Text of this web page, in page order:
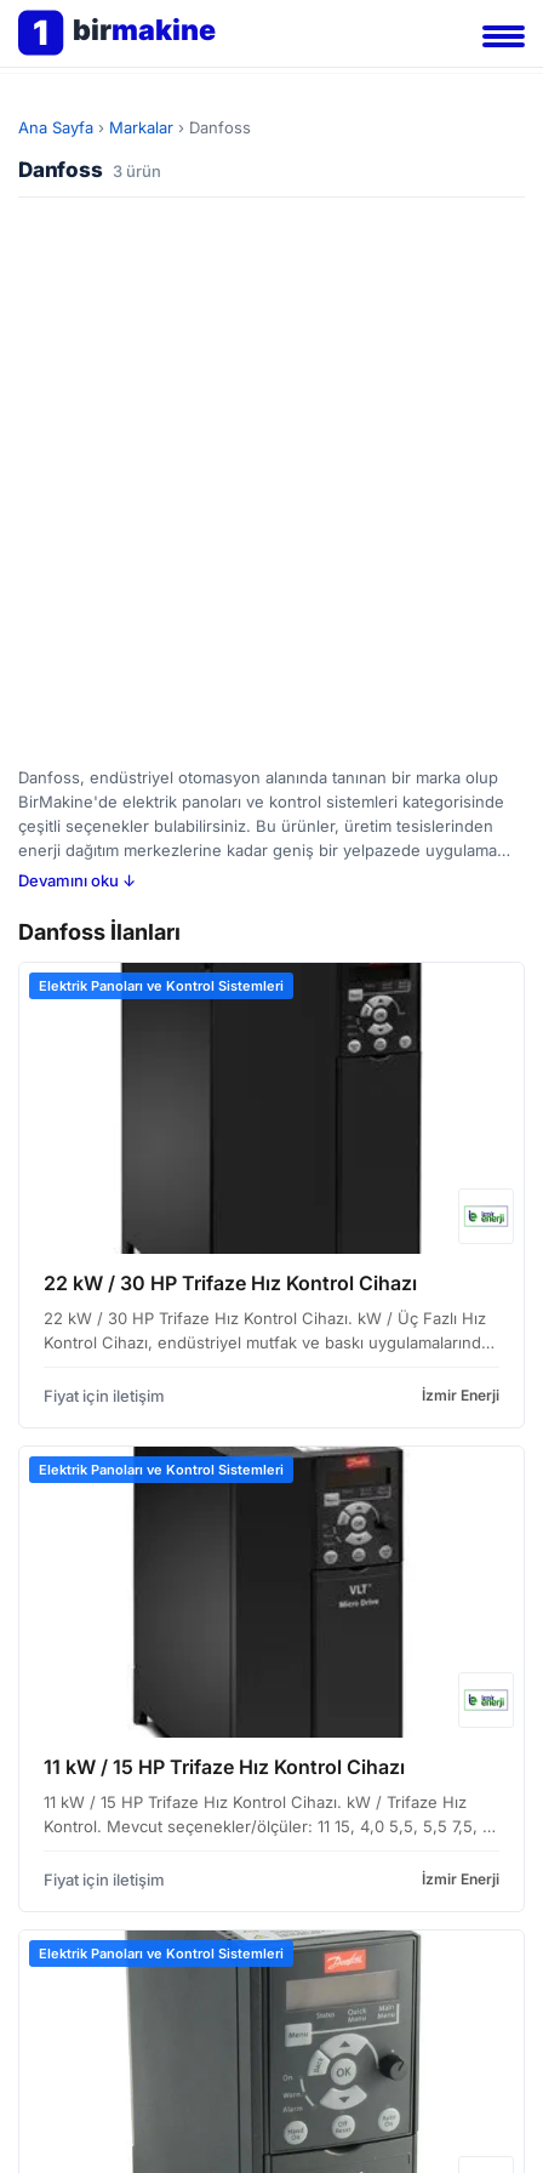
1 birmakine
Ana Sayfa › Markalar › Danfoss
Danfoss 3 ürün
Danfoss, endüstriyel otomasyon alanında tanınan bir marka olup
BirMakine'de elektrik panoları ve kontrol sistemleri kategorisinde
çeşitli seçenekler bulabilirsiniz. Bu ürünler, üretim tesislerinden
enerji dağıtım merkezlerine kadar geniş bir yelpazede uygulama
alanı olan, süreçlerin güvenli ve verimli bir şekilde yönetilmesini
dağıtılması ve kontrol edilmesi işini görürken, kontrol sistemleri ise
proses değişkenlerini izleyerek otomatik ayarlamalar yapar. Bu
ekipmanları değerlendiren alıcılar, genellikle güvenlik sertifikalarını,
uyumluluk standartlarını ve mevcut yedek parça durumunu göz
önünde bulundurur. BirMakine platformu üzerinden yeni ve ikinci
el Danfoss ilanlarını karşılaştırarak ihtiyaçlarınıza en uygun çözümü
Devamını oku ↓
Danfoss İlanları
Elektrik Panoları ve Kontrol Sistemleri
22 kW / 30 HP Trifaze Hız Kontrol Cihazı
22 kW / 30 HP Trifaze Hız Kontrol Cihazı. kW / Üç Fazlı Hız
Kontrol Cihazı, endüstriyel mutfak ve baskı uygulamalarında
tasarlanmış, dayanıklı bir çözümdür. …
Fiyat için iletişim İzmir Enerji
Elektrik Panoları ve Kontrol Sistemleri
11 kW / 15 HP Trifaze Hız Kontrol Cihazı
11 kW / 15 HP Trifaze Hız Kontrol Cihazı. kW / Trifaze Hız
Kontrol. Mevcut seçenekler/ölçüler: 11 15, 4,0 5,5, 5,5 7,5, 15
Fiyat için iletişim
İzmir Enerji
Elektrik Panoları ve Kontrol Sistemleri